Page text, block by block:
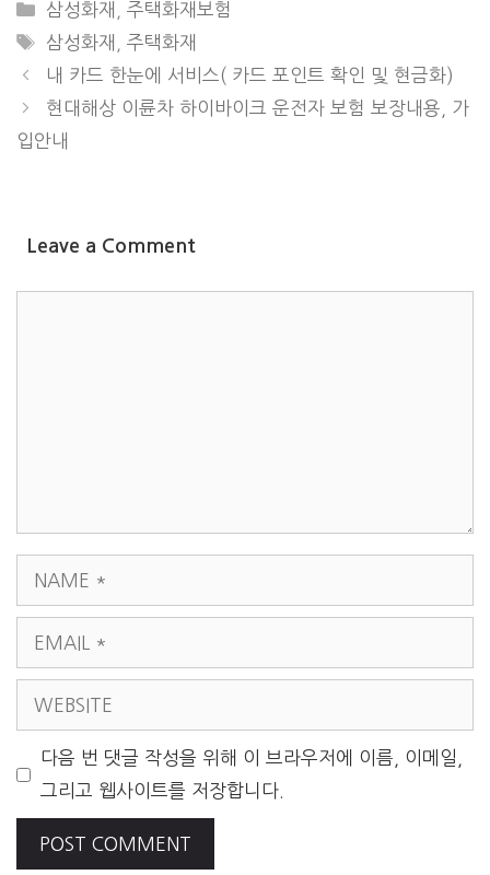
CATEGORIES
삼성화재 ,주택화재보험
TAGS
삼성화재 ,주택화재
내 카드 한눈에 서비스( 카드 포인트 확인 및 현금화)
현대해상 이륜차 하이바이크 운전자 보험 보장내용, 가
입안내
Leave a Comment
다음 번 댓글 작성을 위해 이 브라우저에 이름, 이메일,
그리고 웹사이트를 저장합니다.